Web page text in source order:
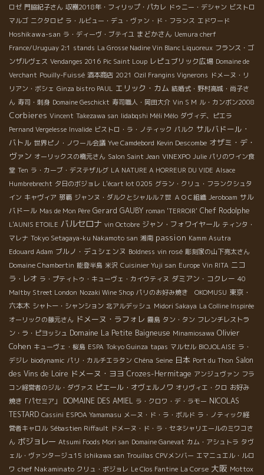
ロゼ 門脇紀子さん 収穫2018年・フィリップ・パカレ ドゥニー・デシャン ビストロ
マルゴ ニクタロピ ラ・ルビュー・デュ・ヴァン・ド・フランス エドワード
Hoshikawa-san ラ・ディーヴ・ブテイユ まどかさん Uemura cherf
France/Uruguay 2:1 stands La Grosse Nadine Vin Blanc Liquoreux フランス・ゴ
ンザルヴェス Vendanges 2016 Pic Saint Loup レピュブリック広場 Domaine de
Verchant Pouilly-Fuissé 酒本商店 2021 Ozil Frangins Vignerons ドメーヌ・リ
リアン・ボシェ Ginza bistro PAUL エリック・カム 結婚式・野村高城・尚子さ
ん 寿司・刺身 Domaine Geschickt 寿司職人・岡田大介 Vin S M ル・カンボン2008
Corbieres Vincent Takezawa san Iidabqshi Méli Mélo ダヴィデ、ピエラ
Pernand Vergelesse Invalide ビストロ・ラ・ノティック パルク サルバドール・
バトル 世界ピノ・ノワール会議 Yve Camdebord Kevin Descombe オザミ・デ・
ヴァン オーリックスの橋元さん Salon Saint Jean VINEXPO Julie パリのワイン食
堂 Ten ラ・カーブ・デステザルグ LA NATURE A HORREUR DU VIDE Alsace
Humbrebrecht 夕日のボジョレ L'écart lot 0205 グラン・クリュ・フランクシュタ
イン キャヴィア 那覇 ジャンヌ・ダルクとシャルル７世 ＡＯＣ組織 Jeroboam サル
バドール Mas de Mon Père Gerard GAUBY roman 'TERROIR' Chef Rodolphe
L'AUNIS ETOILE バルセロナ vin Octobre ジャン・フォワイヤール ティンタ・
マレナ Tokyo Setagaya-ku Nakamoto san 湘南 passion Kamm Asutra
Edouard Adam ブルノ・デュシェンヌ Boldness vin rosé 彫刻家の山下亮太さん
Domaine Chambertin 能登半島 米沢 Cuisinier Yuji san Europe Vin RITA ニコ
ラ・レオ ラ・プティトゥ・キューヴェ・カイウティヌ ダミアン・コクレー 40
Maltby Street London Nozaki Wine Shop パリのお好み焼き OKOMUSU 東京・
六本木 シャトー・シャンション 北アルデッシュ Midori Sakaya La Colline Inspirée
オーリックの藤元さん ドメーヌ・ラフォレ 霧島 タン・タン フレンチレストラ
ン・ラ・ピヨッシュ Domaine La Petite Baigneuse Minamiosawa Olivier
Cohen キューヴェ・桜島 ESPA Tokyo Guinza tapas マルセル BIOJOLAISE ラ・
デジレ biodynamic パリ・カルチエラタン Chéna Seine 日本 Port du Thon Salon
des Vins de Loire ドメーヌ・ヨヨ Crozes-Hermitage アンジュヴァン フラ
コン経営者のジル・ダヴァス ピエール・オヴェルノワ オリヴィエ・クロ お好み
焼き「パセミア」
DOMAINE DES AMIEL ラ・クロワ・デ・ラモー NICOLAS
TESTARD Cassini ESPOA Yamamasu メーヌ・ド・ラ・ボルド ラ・ノティック経
営者キャロル Sébastien Riffault ドメーヌ・ド・ラ・セネシャリエールのミワコさ
ん ボジョレー Atsumi Foods Mori san Domaine Ganevat カム・アシュトラ タヴ
ェル・ヴァンタージュ15 Ishikawa san Trouillas CPVメンバー エマニュエル・ルロ
ワ chef Nakaminato クリュ・ボジョレ Le Clos Fantine La Corse 大阪 Mottox